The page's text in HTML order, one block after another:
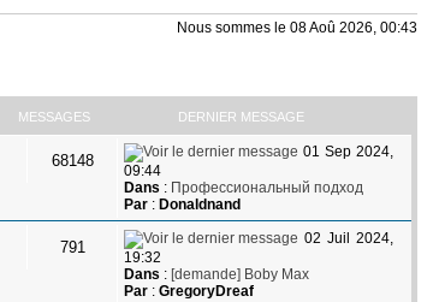
Nous sommes le 08 Aoû 2026, 00:43
MESSAGES DERNIER MESSAGE
68148
01 Sep 2024,
09:44
Dans : Профессиональный подход
Par: Donaldnand
791
02 Juil 2024,
19:32
Dans : [demande] Boby Max
Par: GregoryDreaf